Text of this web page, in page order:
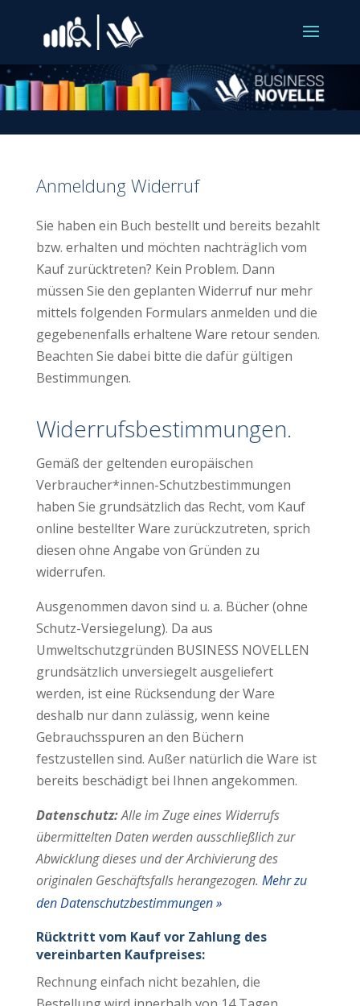
Anmeldung Widerruf
Sie haben ein Buch bestellt und bereits bezahlt
bzw. erhalten und möchten nachträglich vom
Kauf zurücktreten? Kein Problem. Dann
müssen Sie den geplanten Widerruf nur mehr
mittels folgenden Formulars anmelden und die
gegebenenfalls erhaltene Ware retour senden.
Beachten Sie dabei bitte die dafür gültigen
Bestimmungen.
Widerrufsbestimmungen.
Gemäß der geltenden europäischen
Verbraucher*innen-Schutzbestimmungen
haben Sie grundsätzlich das Recht, vom Kauf
online bestellter Ware zurückzutreten, sprich
diesen ohne Angabe von Gründen zu
widerrufen.
Ausgenommen davon sind u. a. Bücher (ohne
Schutz-Versiegelung). Da aus
Umweltschutzgründen BUSINESS NOVELLEN
grundsätzlich unversiegelt ausgeliefert
werden, ist eine Rücksendung der Ware
deshalb nur dann zulässig, wenn keine
Gebrauchsspuren an den Büchern
festzustellen sind. Außer natürlich die Ware ist
bereits beschädigt bei Ihnen angekommen.
Datenschutz:Alle im Zuge eines Widerrufs
übermittelten Daten werden ausschließlich zur
Abwicklung dieses und der Archivierung des
originalen Geschäftsfalls herangezogen. Mehr zu
den Datenschutzbestimmungen »
Rücktritt vom Kauf vor Zahlung des
vereinbarten Kaufpreises:
Rechnung einfach nicht bezahlen, die